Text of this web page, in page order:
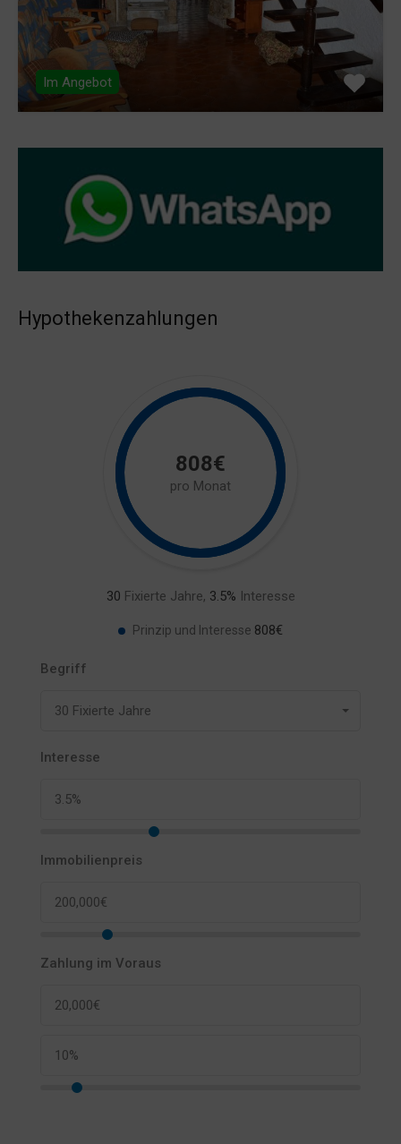
Im Angebot
Hypothekenzahlungen
808€
pro Monat
30 Fixierte Jahre, 3.5% Interesse
Prinzip und Interesse 808€
Begriff
30 Fixierte Jahre
Interesse
Immobilienpreis
Zahlung im Voraus